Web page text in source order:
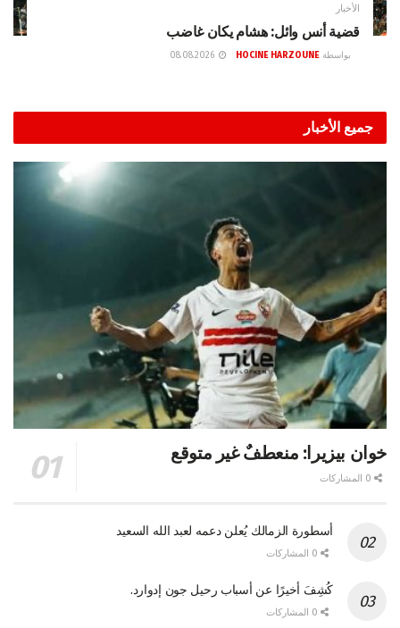
الأخبار
قضية أنس وائل: هشام يكان غاضب
بواسطة HOCINE HARZOUNE
جميع الأخبار
خوان بيزيرا: منعطفٌ غير متوقع
أسطورة الزمالك يُعلن دعمه لعبد الله السعيد
كُشِفَ أخيرًا عن أسباب رحيل جون إدوارد.